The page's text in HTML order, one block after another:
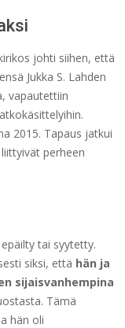
johti siihen, että
Jukka S. Lahden
vapautettiin
2015. Tapaus jatkui
perheen
tai syytetty.
siksi, että hän ja
sijaisvanhempina
Tämä
hän oli